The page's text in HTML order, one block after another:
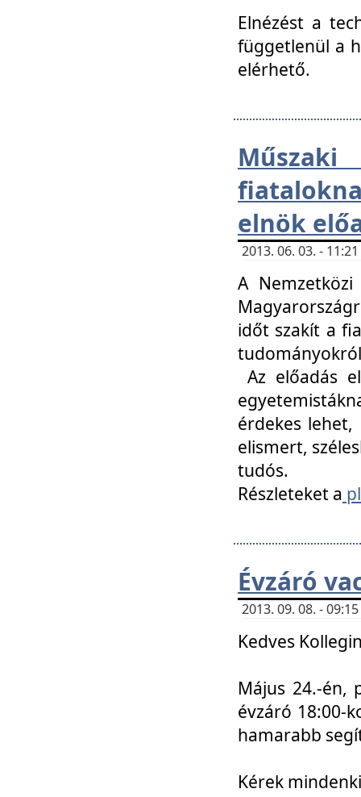
Elnézést a
függetlenül a
elérhető.
elnök
2013. 06. 03. -
A
időt szakít a
Az előadás
érdekes lehet,
elismert,
tudós.
Részleteket a
Évzáró
2013. 09. 08. -
Kedves
Május 24.-én,
évzáró 18:00-
hamarabb
Kérek